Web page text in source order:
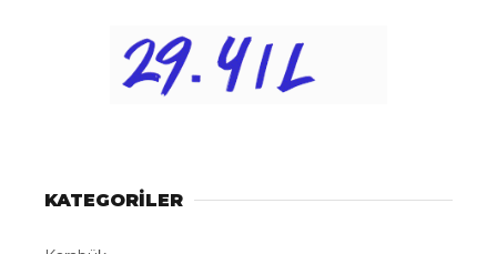
KATEGORİLER